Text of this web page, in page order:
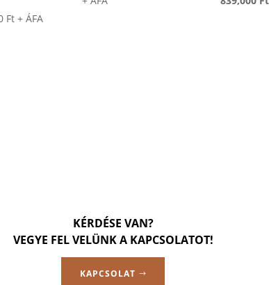
Ft + ÁFA
KÉRDÉSE VAN?
VEGYE FEL VELÜNK A KAPCSOLATOT!
KAPCSOLAT